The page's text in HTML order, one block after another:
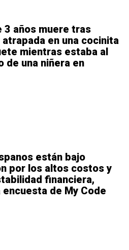
3 años muere tras
atrapada en una cocinita
mientras estaba al
de una niñera en
están bajo
por los altos costos y
financiera,
encuesta de My Code